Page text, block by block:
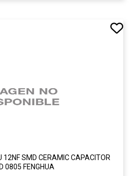
SMD CERAMIC CAPACITOR
0805 FENGHUA